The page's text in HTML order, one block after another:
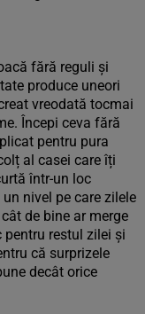
fără reguli și
produce uneori
vreodată tocmai
Începi ceva fără
pentru pura
al casei care îți
într-un loc
nivel pe care zilele
de bine ar merge
restul zilei și
că surprizele
decât orice